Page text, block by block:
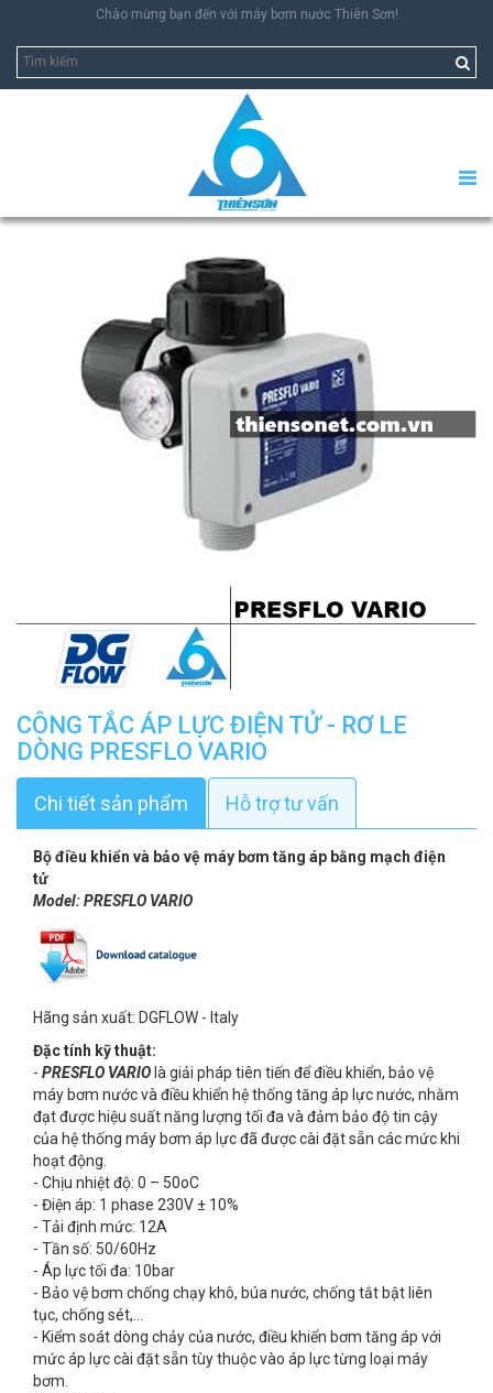
Chào mừng bạn đến với máy bơm nước Thiên Sơn!
CÔNG TẮC ÁP LỰC ĐIỆN TỬ - RƠ LE
DÒNG PRESFLO VARIO
Chi tiết sản phẩm Hỗ trợ tư vấn
Bộ điều khiển và bảo vệ máy bơm tăng áp bằng mạch điện
tử
Model: PRESFLO VARIO
Hãng sản xuất: DGFLOW - Italy
Đặc tính kỹ thuật:
- PRESFLO VARIO là giải pháp tiên tiến để điều khiển, bảo vệ
máy bơm nước và điều khiển hệ thống tăng áp lực nước, nhằm
đạt được hiệu suất năng lượng tối đa và đảm bảo độ tin cậy
của hệ thống máy bơm áp lực đã được cài đặt sẵn các mức khi
hoạt động.
- Chịu nhiệt độ: 0 – 50oC
- Điện áp: 1 phase 230V ± 10%
- Tải định mức: 12A
- Tần số: 50/60Hz
- Áp lực tối đa: 10bar
- Bảo vệ bơm chống chạy khô, búa nước, chống tắt bật liên
tục, chống sét,...
- Kiểm soát dòng chảy của nước, điều khiển bơm tăng áp với
mức áp lực cài đặt sẵn tùy thuộc vào áp lực từng loại máy
bơm.